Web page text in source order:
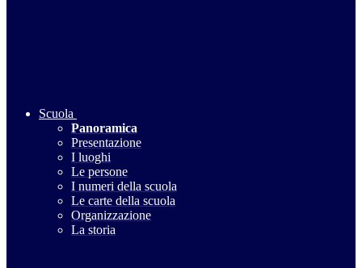
Scuola
Panoramica
Presentazione
I luoghi
Le persone
I numeri della scuola
Le carte della scuola
Organizzazione
La storia